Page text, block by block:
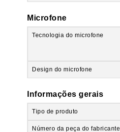
Microfone
Tecnologia do microfone
Design do microfone
Informações gerais
Tipo de produto
Número da peça do fabricante